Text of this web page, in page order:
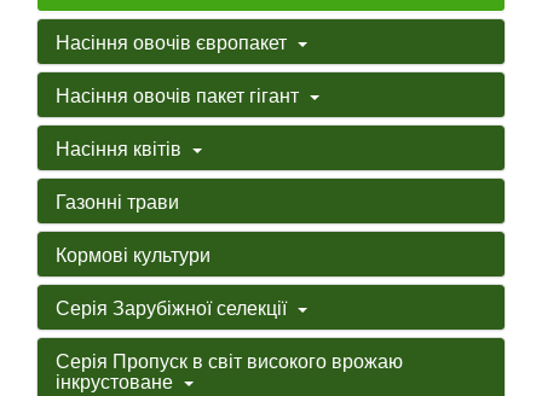
Насіння овочів європакет
Насіння овочів пакет гігант
Насіння квітів
Газонні трави
Кормові культури
Серія Зарубіжної селекції
Серія Пропуск в світ високого врожаю
інкрустоване